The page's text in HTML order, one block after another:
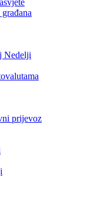
Nedelji
prijevoz